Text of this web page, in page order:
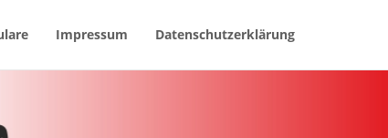
Impressum Datenschutzerklärung